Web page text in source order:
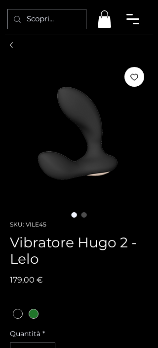
SKU: VILE45
Vibratore Hugo 2 -
Lelo
179,00 €
Quantità *